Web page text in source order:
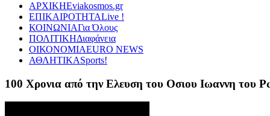
ΑΡΧΙΚΗEviakosmos.gr
ΕΠΙΚΑΙΡΟΤΗΤΑLive !
ΚΟΙΝΩΝΙΑΓια Όλους
ΠΟΛΙΤΙΚΗΔιαφάνεια
ΟΙΚΟΝΟΜΙΑEURO NEWS
ΑΘΛΗΤΙΚΑSports!
100 Χρονια από την Ελευση του Οσιου Ιωαννη του